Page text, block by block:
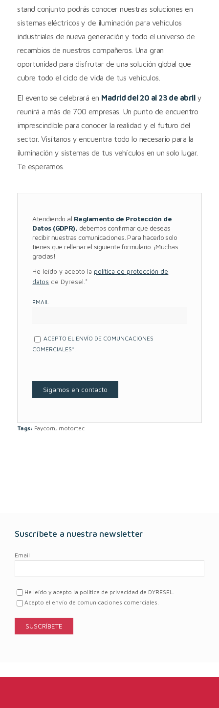
stand conjunto podrás conocer nuestras soluciones en
sistemas eléctricos y de iluminación para vehículos
industriales de nueva generación y todo el universo de
recambios de nuestros compañeros. Una gran
oportunidad para disfrutar de una solución global que
cubre todo el ciclo de vida de tus vehículos.
El evento se celebrará en Madrid del 20 al 23 de abril y
reunirá a más de 700 empresas. Un punto de encuentro
imprescindible para conocer la realidad y el futuro del
sector. Visítanos y encuentra todo lo necesario para la
iluminación y sistemas de tus vehículos en un solo lugar.
Te esperamos.
Atendiendo al Reglamento de Protección de
Datos (GDPR), debemos confirmar que deseas
recibir nuestras comunicaciones. Para hacerlo solo
tienes que rellenar el siguiente formulario. ¡Muchas
gracias!
He leído y acepto la política de protección de
datos de Dyresel.*
EMAIL
ACEPTO EL ENVÍO DE COMUNCACIONES
COMERCIALES*.
Tags: Faycom, motortec
Suscríbete a nuestra newsletter
Email
He leído y acepto la política de privacidad de DYRESEL.
Acepto el envío de comunicaciones comerciales.